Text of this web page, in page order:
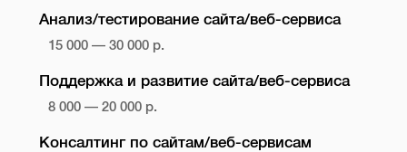
Анализ/тестирование сайта/веб-сервиса
15 000 — 30 000 р.
Поддержка и развитие сайта/веб-сервиса
8 000 — 20 000 р.
Консалтинг по сайтам/веб-сервисам